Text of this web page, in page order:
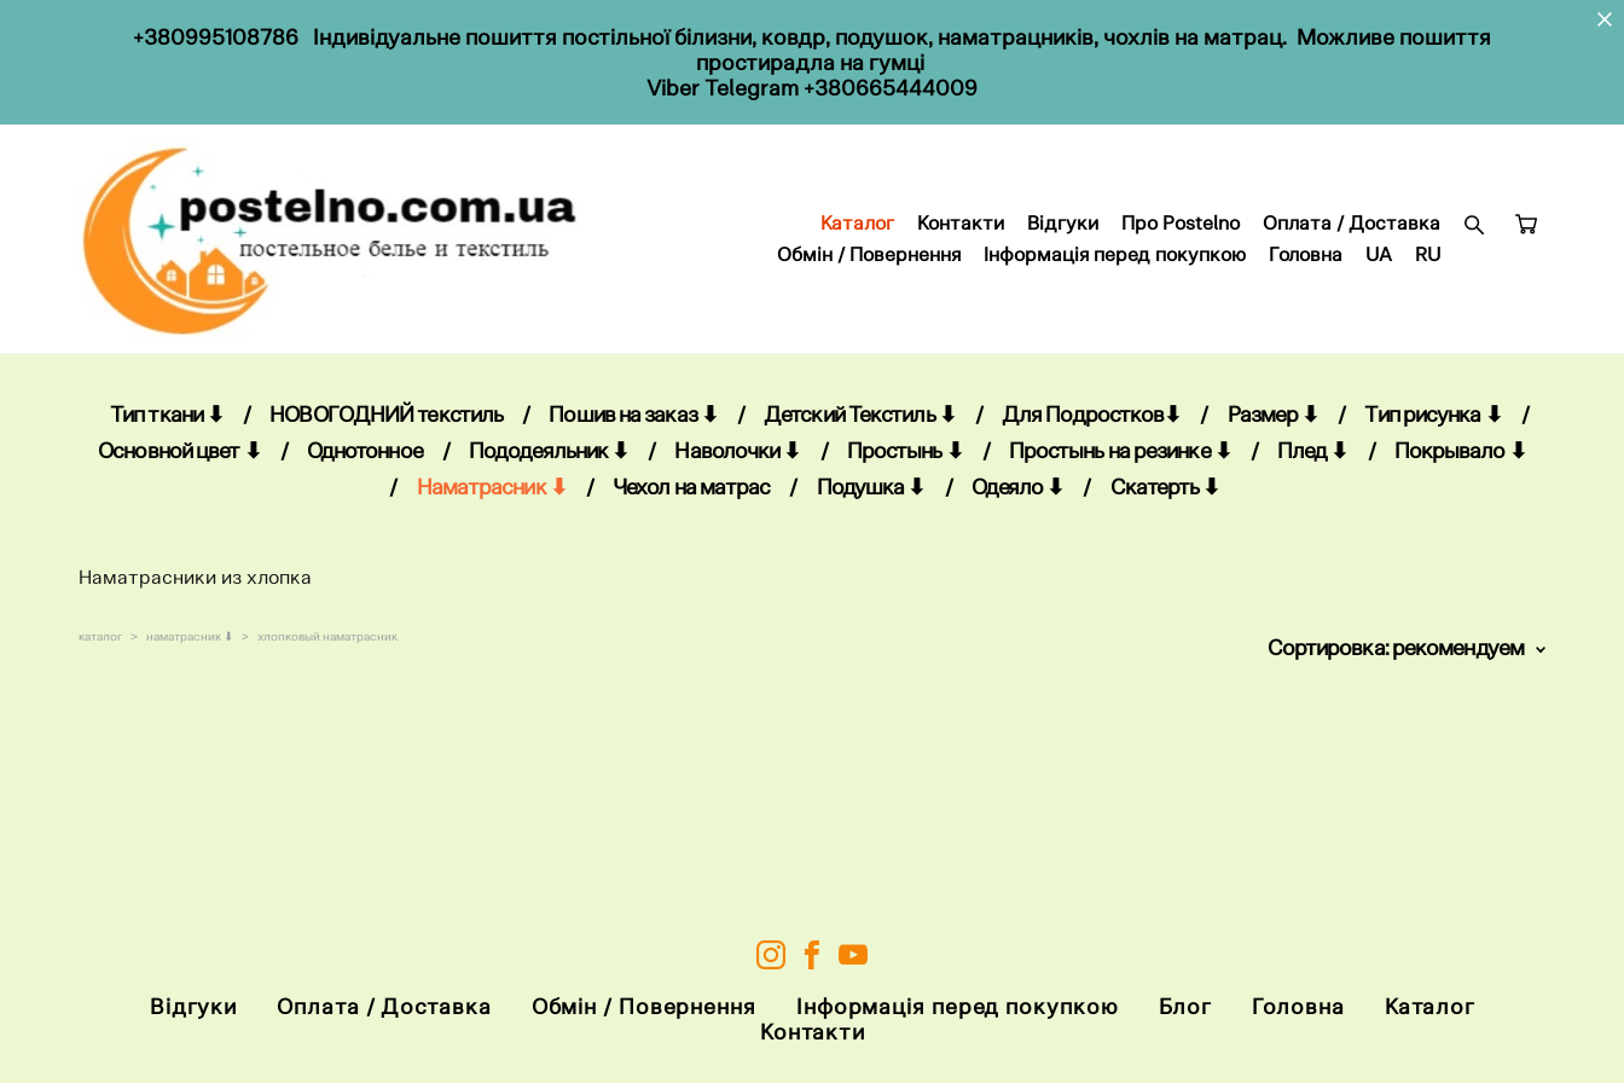
+380995108786
Індивідуальне пошиття постільної білизни, ковдр, подушок, наматрацників, чохлів на матрац. Можливе пошиття
простирадла на гумці
ViberTelegram +380665444009
Каталог Контакти Відгуки Про Postelno
Оплата / Доставка
Обмін / Повернення
Інформація перед покупкою Головна UA RU
Каталог Контакти
Обмін / Повернення
Інформація перед покупкою Головна UA RU
Тип ткани ⬇ / НОВОГОДНИЙ текстиль / Пошив на заказ ⬇ / Детский Текстиль ⬇ / Для Подростков⬇ / Размер ⬇ / Тип рисунка ⬇
/
Основной цвет ⬇
/ Однотонное / Пододеяльник ⬇ / Наволочки ⬇ / Простынь ⬇ / Простынь на резинке ⬇ / Плед ⬇ /
Покрывало ⬇
/
Наматрасник ⬇ / Чехол на матрас / Подушка ⬇ / Одеяло ⬇ / Скатерть ⬇
Наматрасники из хлопка
каталог > наматрасник ⬇ > хлопковый наматрасник Сортировка: рекомендуем
Відгуки Оплата / Доставка Обмін / Повернення Інформація перед покупкою Блог Головна
Каталог
Контакти